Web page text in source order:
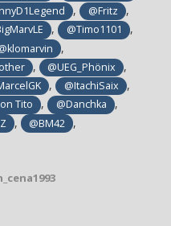
, @Fritz ,
, @Timo1101 ,
,
, @UEG_Phönix ,
, @ItachiSaix ,
Tito , @Danchka ,
, @BM42 ,